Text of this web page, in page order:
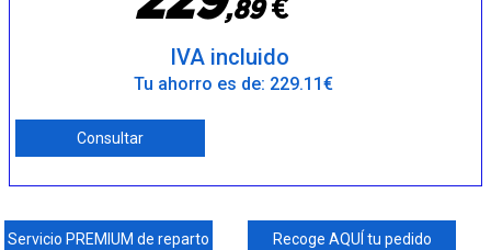
,89€
IVA incluido
Tu ahorro es de: 229.11€
Consultar
Servicio PREMIUM de reparto Recoge AQUÍ tu pedido